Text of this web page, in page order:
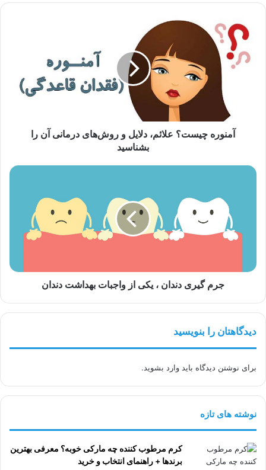
چیست؟
دلایل
بشناسیدآمنوره چیست؟ علائم، دلایل و روش‌های درمانی آن را
بشناسید
جرم
دندان
جرم گیری دندان ، یکی از واجبات بهداشت دندان
دیدگاهتان را بنویسید
برای نوشتن دیدگاه باید وارد بشوید.
نوشته های تازه
کرم مرطوب کننده چه مارکی خوبه؟ معرفی بهترین
برندها + راهنمای انتخاب و خرید